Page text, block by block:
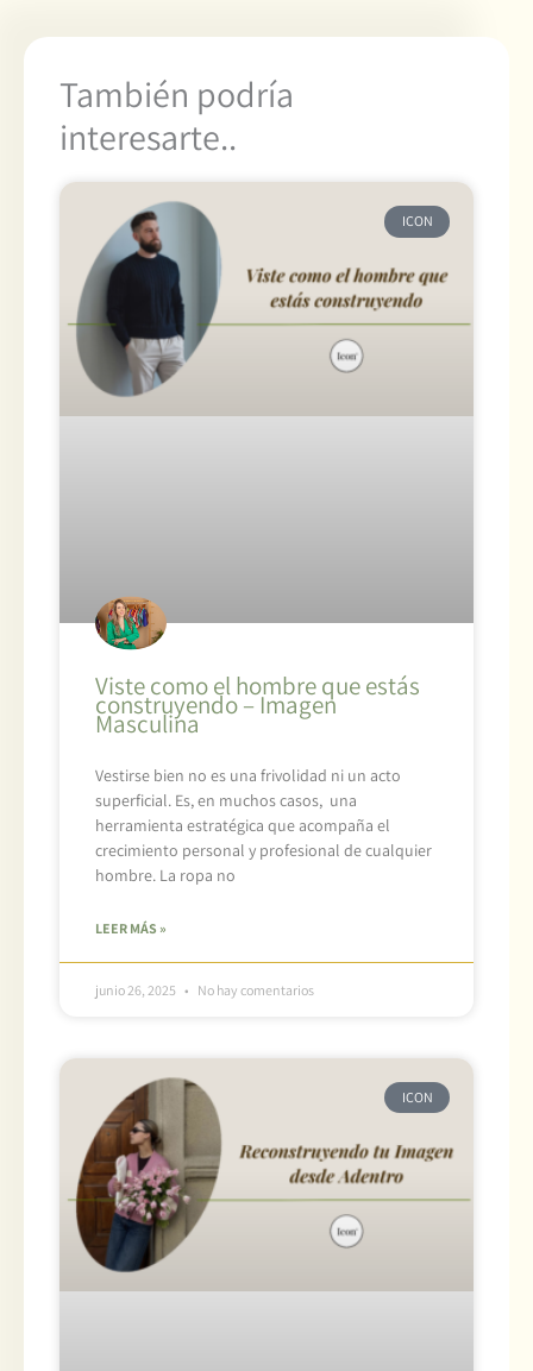
También podría
interesarte..
ICON
Viste como el hombre que estás
construyendo – Imagen
Masculina
Vestirse bien no es una frivolidad ni un acto
superficial. Es, en muchos casos, una
herramienta estratégica que acompaña el
crecimiento personal y profesional de cualquier
hombre. La ropa no
LEER MÁS »
junio 26, 2025 No hay comentarios
ICON